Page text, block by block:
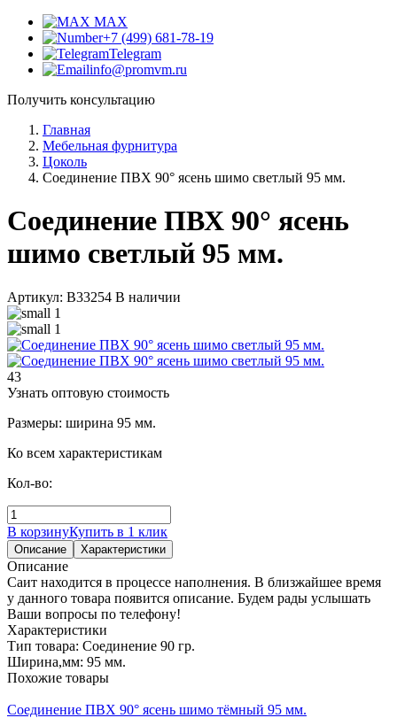
MAX
+7 (499) 681-78-19
Telegram
info@promvm.ru
Получить консультацию
Главная
Мебельная фурнитура
Цоколь
Соединение ПВХ 90° ясень шимо светлый 95 мм.
Соединение ПВХ 90° ясень
шимо светлый 95 мм.
Артикул: В33254 В наличии
43
Узнать оптовую стоимость
Размеры: ширина 95 мм.
Ко всем характеристикам
Кол-во:
В корзинуКупить в 1 клик
Описание Характеристики
Описание
Саит находится в процессе наполнения. В близжайшее время
у данного товара появится описание. Будем рады услышать
Ваши вопросы по телефону!
Характеристики
Тип товара: Соединение 90 гр.
Ширина,мм: 95 мм.
Похожие товары
Соединение ПВХ 90° ясень шимо тёмный 95 мм.